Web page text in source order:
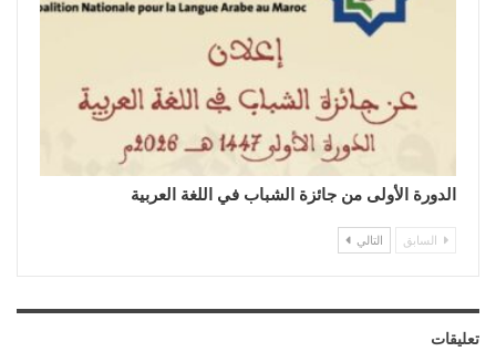
الدورة الأولى من جائزة الشباب في اللغة العربية
السابق التالي
تعليقات